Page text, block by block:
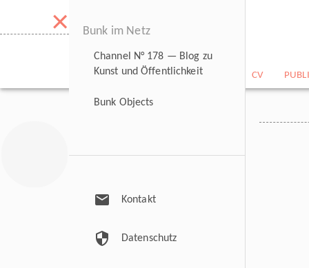
×
NEWS BILDARCHIV CV
Bunk im Netz
Channel N° 178 — Blog zu
Kunst und Öffentlichkeit
Bunk Objects
mail Kontakt
security Datenschutz